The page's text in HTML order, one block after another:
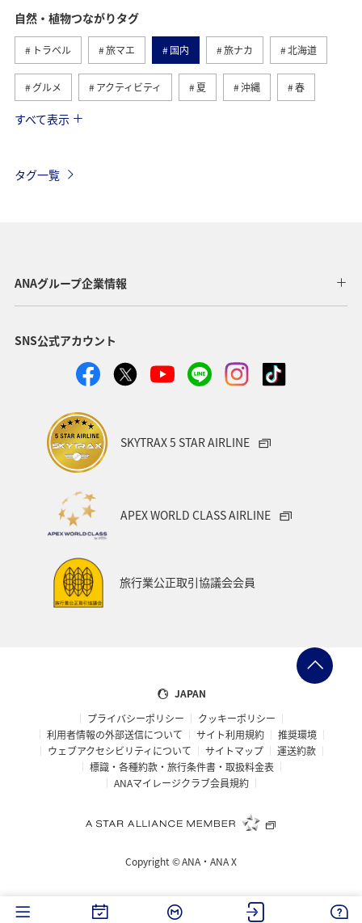
自然・植物つながりタグ
トラベル 旅マエ 国内 旅ナカ 北海道
グルメ アクティビティ 夏 沖縄 春
趣味
オセアニア オーストラリア 香川県 熊本県
富山県 ゴールデンウィーク
ANAのふるさと納税 山形県 アメリカ
関西地方
愛知県 釧路
岩手県
知床 ハワイ
鹿児島県
神奈川県
大分県
糸島
札幌 旭川 函館 宮古島
ベトナム 東南アジア・南アジア タイ
ハイキング・登山 石垣 沖縄県 富良野
ロウニンアジ（GT） 仙台
東北海道 冬 ホテル
すべて表示
タグ一覧
ANAグループ企業情報
SNS公式アカウント
SKYTRAX 5 STAR AIRLINE
APEX WORLD CLASS AIRLINE
旅行業公正取引協議会会員
JAPAN
プライバシーポリシー
クッキーポリシー
利用者情報の外部送信について
サイト利用規約
推奨環境
ウェブアクセシビリティについて
サイトマップ
運送約款
標識・各種約款・旅行条件書・取扱料金表
ANAマイレージクラブ会員規約
Copyright ©ANA・ANA X